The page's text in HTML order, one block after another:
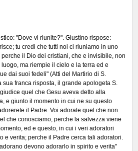
"Dove vi riunite?". Giustino rispose:
tu credi che tutti noi ci riuniamo in uno
il Dio dei cristiani, che e invisibile, non
ma riempie il cielo e la terra ed e
dai suoi fedeli" (Atti del Martirio di S.
franca risposta, il grande apologeta S.
quel che Gesu aveva detto alla
e giunto il momento in cui ne su questo
il Padre. Voi adorate quel che non
che conosciamo, perche la salvezza viene
ed e questo, in cui i veri adoratori
e verita; perche il Padre cerca tali adoratori.
devono adorarlo in spirito e verita"